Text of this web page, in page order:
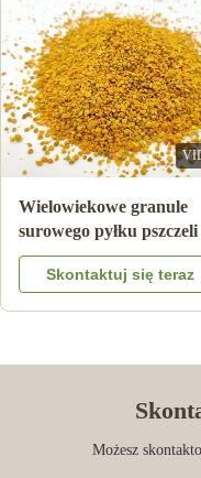
much better than last
Thank you!
J Joe Ellis
Mar 24.2023
Wielowiekowe granule
surowego pyłku pszczeli
kg Karton suplement
Skontaktuj się teraz
Możesz